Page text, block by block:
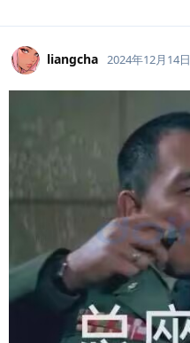
liangcha 2024年12月14日